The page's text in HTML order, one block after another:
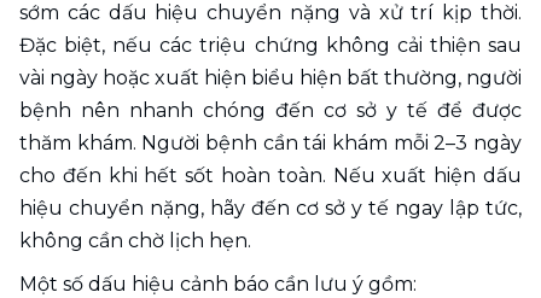
sớm các dấu hiệu chuyển nặng và xử trí kịp thời.
Đặc biệt, nếu các triệu chứng không cải thiện sau
vài ngày hoặc xuất hiện biểu hiện bất thường, người
bệnh nên nhanh chóng đến cơ sở y tế để được
thăm khám. Người bệnh cần tái khám mỗi 2–3 ngày
cho đến khi hết sốt hoàn toàn. Nếu xuất hiện dấu
hiệu chuyển nặng, hãy đến cơ sở y tế ngay lập tức,
không cần chờ lịch hẹn.
Một số dấu hiệu cảnh báo cần lưu ý gồm: